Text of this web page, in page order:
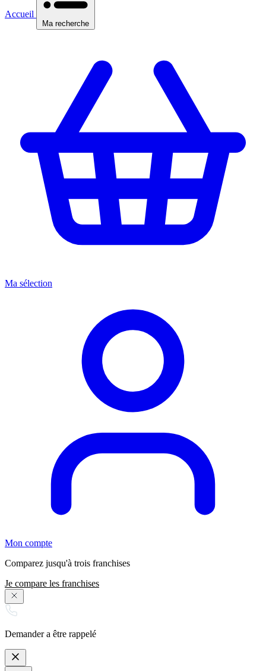
Accueil
Ma recherche
Ma sélection
Mon compte
Comparez jusqu'à trois franchises
Je compare les franchises
Demander a être rappelé